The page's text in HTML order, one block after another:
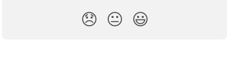
😞 😐 😃